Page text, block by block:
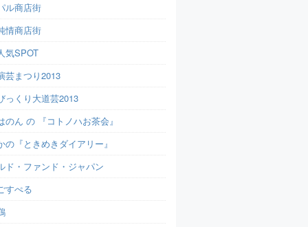
ル商店街
情商店街
気SPOT
芸まつり2013
っくり大道芸2013
のん の 『コトノハお茶会』
の『ときめきダイアリー』
ド・ファンド・ジャパン
すぺる